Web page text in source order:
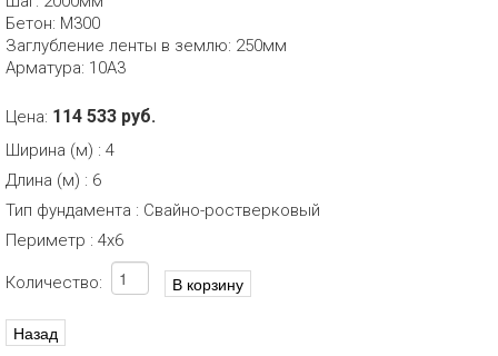
Бетон: М300
Заглубление ленты в землю: 250мм
Арматура: 10А3
Цена: 114 533 руб.
Ширина (м) : 4
Длина (м) : 6
Тип фундамента : Свайно-ростверковый
Периметр : 4х6
Количество: